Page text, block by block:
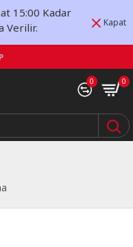
15:00 Kadar
Verilir.
Kapat
0 0